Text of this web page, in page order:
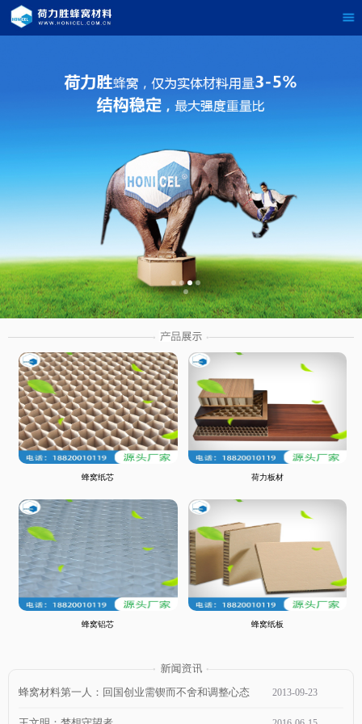
茶
蜂窝纸芯 荷力板材
蜂窝铝芯 蜂窝纸板
蜂窝材料第一人：回国创业需锲而不舍和调整心态 2013-09-23